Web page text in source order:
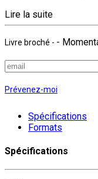
Lire la suite
Livre broché - -
Prévenez-moi
Spécifications
Formats
Spécifications